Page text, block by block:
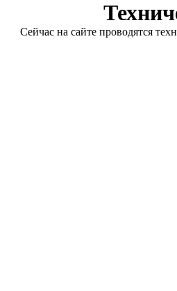
Сейчас на сайте проводятся